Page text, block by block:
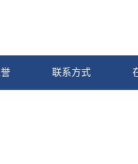
联系方式